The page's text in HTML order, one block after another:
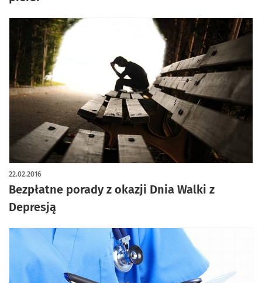
Bezpłatne porady z okazji Dnia Walki z
Depresją
22.02.2016